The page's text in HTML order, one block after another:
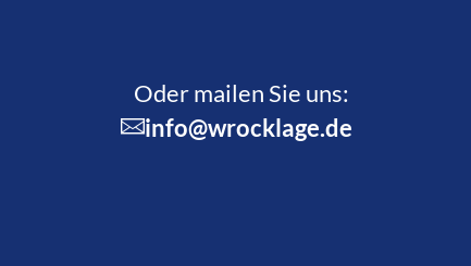
Oder mailen Sie uns:
info@wrocklage.de